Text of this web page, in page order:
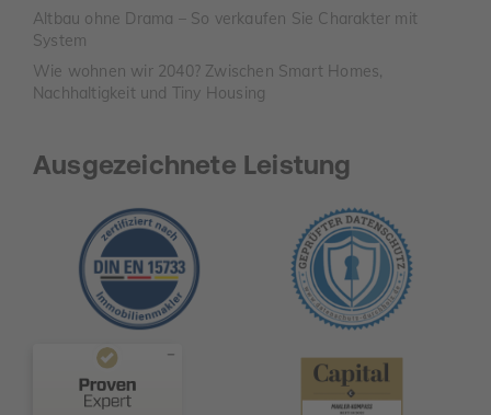
Altbau ohne Drama – So verkaufen Sie Charakter mit
System
Wie wohnen wir 2040? Zwischen Smart Homes,
Nachhaltigkeit und Tiny Housing
Ausgezeichnete Leistung
Kundenbewertungen und Erfahrungen zu